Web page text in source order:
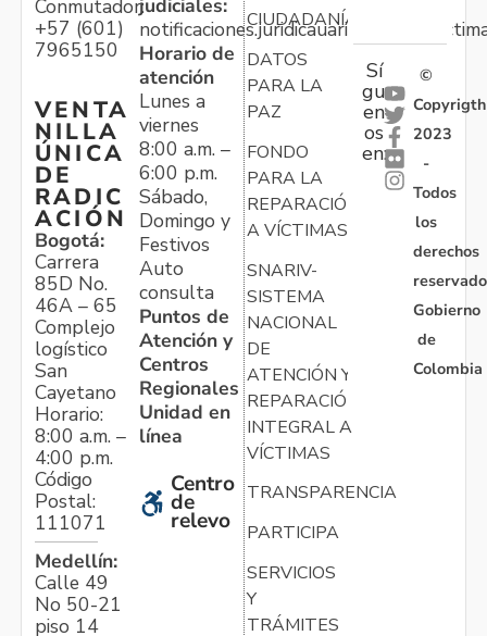
Conmutador:
+57 (601)
7965150
VENTA
NILLA
ÚNICA
DE
RADIC
ACIÓN
Bogotá:
Carrera
85D No.
46A – 65
Complejo
logístico
San
Cayetano
Horario:
8:00 a.m. –
4:00 p.m.
Código
Postal:
111071
Medellín:
Calle 49
No 50-21
piso 14
judiciales:
Horario de
atención
Lunes a
viernes
8:00 a.m. –
6:00 p.m.
Sábado,
Domingo y
Festivos
Auto
consulta
Puntos de
Atención y
Centros
Regionales
Unidad en
línea
Centro
de
relevo
CIUDADANÍA
DATOS
PARA LA
PAZ
FONDO
PARA LA
REPARACIÓN
A VÍCTIMAS
SNARIV-
SISTEMA
NACIONAL
DE
ATENCIÓN Y
REPARACIÓN
INTEGRAL A
VÍCTIMAS
TRANSPARENCIA
PARTICIPA
SERVICIOS
Y
TRÁMITES
Sí
gu
en
os
en:
©
Copyrigth
2023
-
Todos
los
derechos
Gobierno
de
Colombia